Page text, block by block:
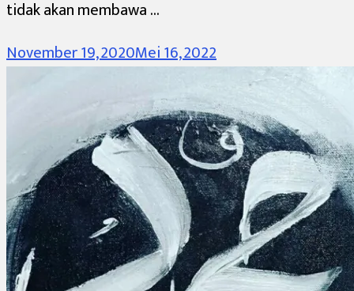
tidak akan membawa …
November 19, 2020Mei 16, 2022